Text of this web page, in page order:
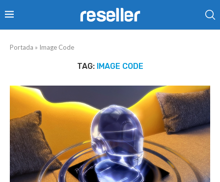
Portada » Image Code
TAG: IMAGE CODE